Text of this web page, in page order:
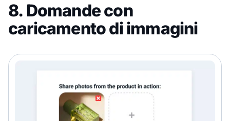
8. Domande con
caricamento di immagini